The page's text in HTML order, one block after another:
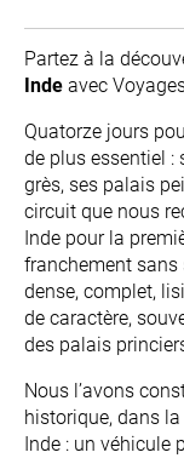
Partez à la
Inde avec
Quatorze jours
de plus essentiel :
grès, ses palais
circuit que nous
Inde pour la
franchement sans
dense, complet,
de caractère,
des palais
Nous l’avons
historique, dans
Inde : un véhicule